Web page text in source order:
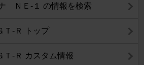
ＮＥ-１ の情報を検索
Ｔ‐Ｒ トップ
Ｔ‐Ｒ カスタム情報